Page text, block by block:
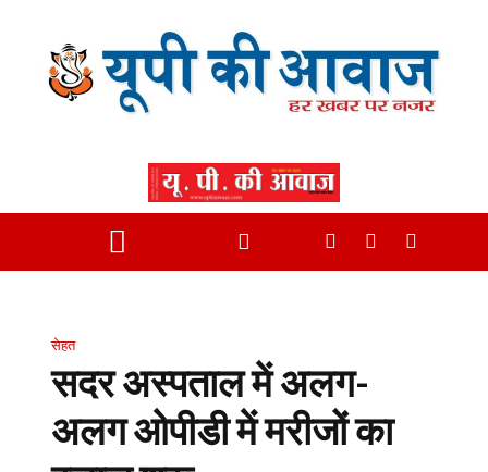
सेहत
सदर अस्पताल में अलग-
अलग ओपीडी में मरीजों का